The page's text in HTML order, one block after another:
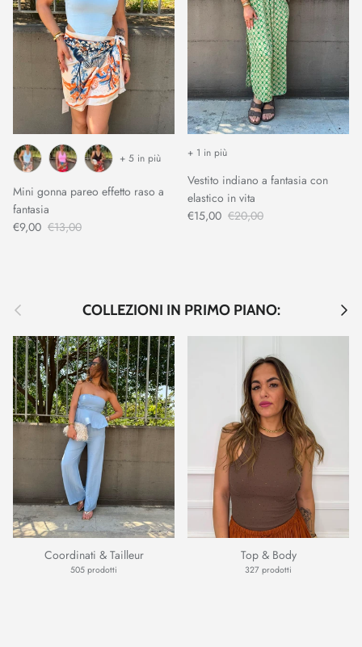
Mini gonna pareo effetto raso a
fantasia
€9,00 €13,00
+ 5 in più
Vestito indiano a fantasia con
elastico in vita
€15,00 €20,00
+ 1 in più
Indietro COLLEZIONI IN PRIMO PIANO:
Coordinati & Tailleur
505 prodotti
Top & Body
327 prodotti